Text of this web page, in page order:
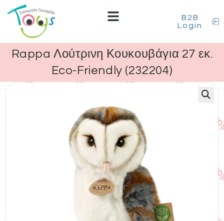
B2B
Login
Rappa Λούτρινη Κουκουβάγια 27 εκ.
Eco-Friendly (232204)